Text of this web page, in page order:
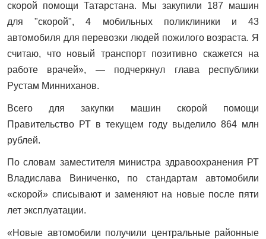
скорой помощи Татарстана. Мы закупили 187 машин
для "скорой", 4 мобильных поликлиники и 43
автомобиля для перевозки людей пожилого возраста. Я
считаю, что новый транспорт позитивно скажется на
работе врачей», — подчеркнул глава республики
Рустам Минниханов.
Всего для закупки машин скорой помощи
Правительство РТ в текущем году выделило 864 млн
рублей.
По словам заместителя министра здравоохранения РТ
Владислава Виниченко, по стандартам автомобили
«скорой» списывают и заменяют на новые после пяти
лет эксплуатации.
«Новые автомобили получили центральные районные